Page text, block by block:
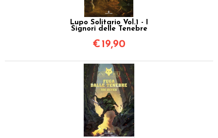
Lupo Solitario Vol.1 - I
Signori delle Tenebre
€ 19,90